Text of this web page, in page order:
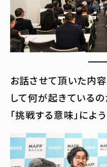
お話させて頂いた内
して何が起きている
「挑戦する意味」によ